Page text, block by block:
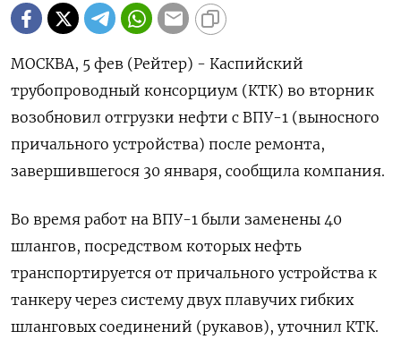
МОСКВА, 5 фев (Рейтер) - Каспийский
трубопроводный консорциум (КТК) во вторник
возобновил отгрузки нефти с ВПУ-1 (выносного
причального устройства) после ремонта,
завершившегося 30 января, сообщила компания.
Во время работ на ВПУ-1 были заменены 40
шлангов, посредством которых нефть
транспортируется от причального устройства к
танкеру через систему двух плавучих гибких
шланговых соединений (рукавов), уточнил КТК.